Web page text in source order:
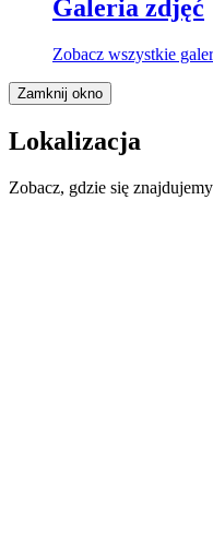
Galeria zdjęć
Zobacz wszystkie
Zamknij okno
Lokalizacja
Zobacz, gdzie się